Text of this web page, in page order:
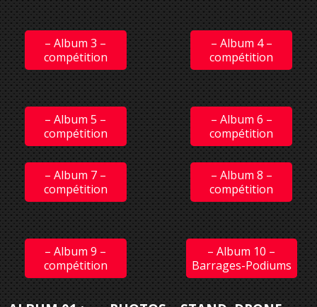
– Album 3 –
compétition
– Album 4 –
compétition
– Album 5 –
compétition
– Album 6 –
compétition
– Album 7 –
compétition
– Album 8 –
compétition
– Album 9 –
compétition
– Album 10 –
Barrages-Podiums